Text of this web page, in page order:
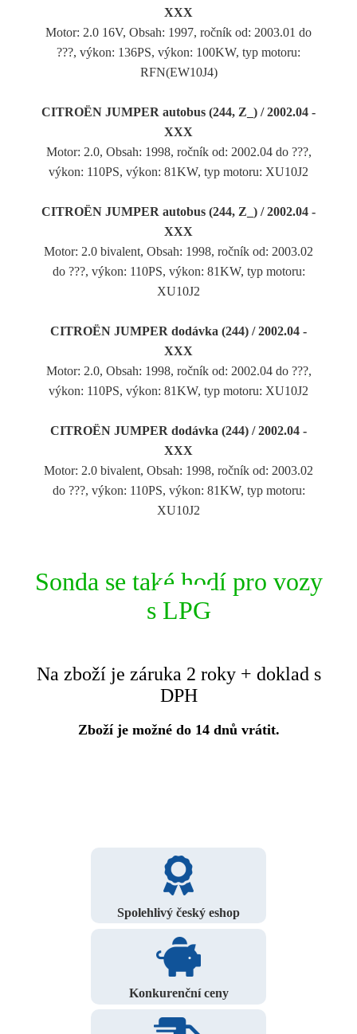
XXX
Motor: 2.0 16V, Obsah: 1997, ročník od: 2003.01 do
???, výkon: 136PS, výkon: 100KW, typ motoru:
RFN(EW10J4)
CITROËN JUMPER autobus (244, Z_) / 2002.04 -
XXX
Motor: 2.0, Obsah: 1998, ročník od: 2002.04 do ???,
výkon: 110PS, výkon: 81KW, typ motoru: XU10J2
CITROËN JUMPER autobus (244, Z_) / 2002.04 -
XXX
Motor: 2.0 bivalent, Obsah: 1998, ročník od: 2003.02
do ???, výkon: 110PS, výkon: 81KW, typ motoru:
XU10J2
CITROËN JUMPER dodávka (244) / 2002.04 -
XXX
Motor: 2.0, Obsah: 1998, ročník od: 2002.04 do ???,
výkon: 110PS, výkon: 81KW, typ motoru: XU10J2
CITROËN JUMPER dodávka (244) / 2002.04 -
XXX
Motor: 2.0 bivalent, Obsah: 1998, ročník od: 2003.02
do ???, výkon: 110PS, výkon: 81KW, typ motoru:
XU10J2
Sonda se také hodí pro vozy
sLPG
Na zboží je záruka 2 roky + doklad s
DPH
Zboží je možné do 14 dnů vrátit.
Spolehlivý český eshop
Konkurenční ceny